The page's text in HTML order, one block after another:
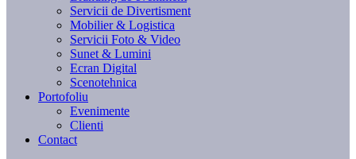
Servicii de Divertisment
Mobilier & Logistica
Servicii Foto & Video
Sunet & Lumini
Ecran Digital
Scenotehnica
Portofoliu
Evenimente
Clienti
Contact